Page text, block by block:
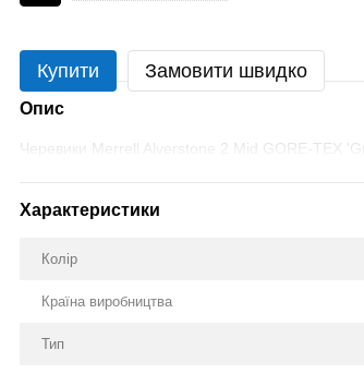
Купити Замовити швидко
Опис
Черевики Merrell Alverstone 2 Mid GORE-TEX
Характеристики
Колір
Країна виробництва
Тип